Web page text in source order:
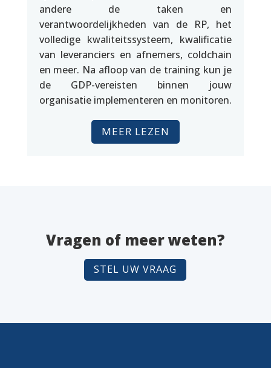
andere de taken en
verantwoordelijkheden van de RP, het
volledige kwaliteitssysteem, kwalificatie
van leveranciers en afnemers, coldchain
en meer. Na afloop van de training kun je
de GDP-vereisten binnen jouw
organisatie implementeren en monitoren.
MEER LEZEN
Vragen of meer weten?
STEL UW VRAAG